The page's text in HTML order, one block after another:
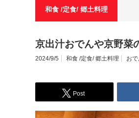
和食 /定食/ 郷土料理
京出汁おでんや京野菜
2024/9/5 和食 /定食/ 郷土料理 おで
Post